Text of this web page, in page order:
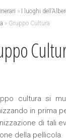
» I luoghi
» Gruppo Cultura
cultura si
in prima
di tali
della pellicola.